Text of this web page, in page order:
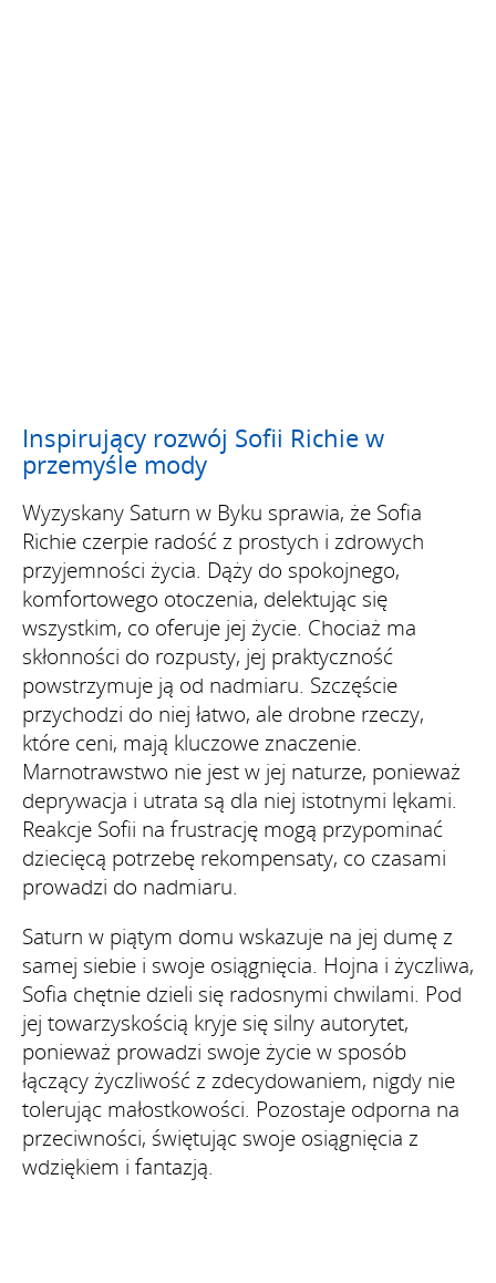
Inspirujący rozwój Sofii Richie w
przemyśle mody
Wyzyskany Saturn w Byku sprawia, że Sofia
Richie czerpie radość z prostych i zdrowych
przyjemności życia. Dąży do spokojnego,
komfortowego otoczenia, delektując się
wszystkim, co oferuje jej życie. Chociaż ma
skłonności do rozpusty, jej praktyczność
powstrzymuje ją od nadmiaru. Szczęście
przychodzi do niej łatwo, ale drobne rzeczy,
które ceni, mają kluczowe znaczenie.
Marnotrawstwo nie jest w jej naturze, ponieważ
deprywacja i utrata są dla niej istotnymi lękami.
Reakcje Sofii na frustrację mogą przypominać
dziecięcą potrzebę rekompensaty, co czasami
prowadzi do nadmiaru.
Saturn w piątym domu wskazuje na jej dumę z
samej siebie i swoje osiągnięcia. Hojna i życzliwa,
Sofia chętnie dzieli się radosnymi chwilami. Pod
jej towarzyskością kryje się silny autorytet,
ponieważ prowadzi swoje życie w sposób
łączący życzliwość z zdecydowaniem, nigdy nie
tolerując małostkowości. Pozostaje odporna na
przeciwności, świętując swoje osiągnięcia z
wdziękiem i fantazją.